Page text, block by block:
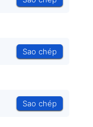
Sao chép
Sao chép